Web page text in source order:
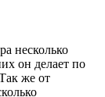
несколько
он делает по
же от